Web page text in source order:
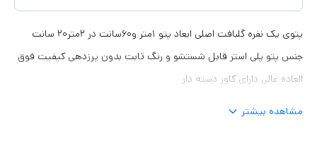
پتوی یک نفره گلبافت اصلی ابعاد پتو ۱متر و۶۰سانت در ۲متر۲۰ سانت
جنس پتو پلی استر قابل شستشو و رنگ ثابت بدون پرزدهی کیفیت فوق
العاده عالی دارای کاور دسته دار
مشاهده بیشتر